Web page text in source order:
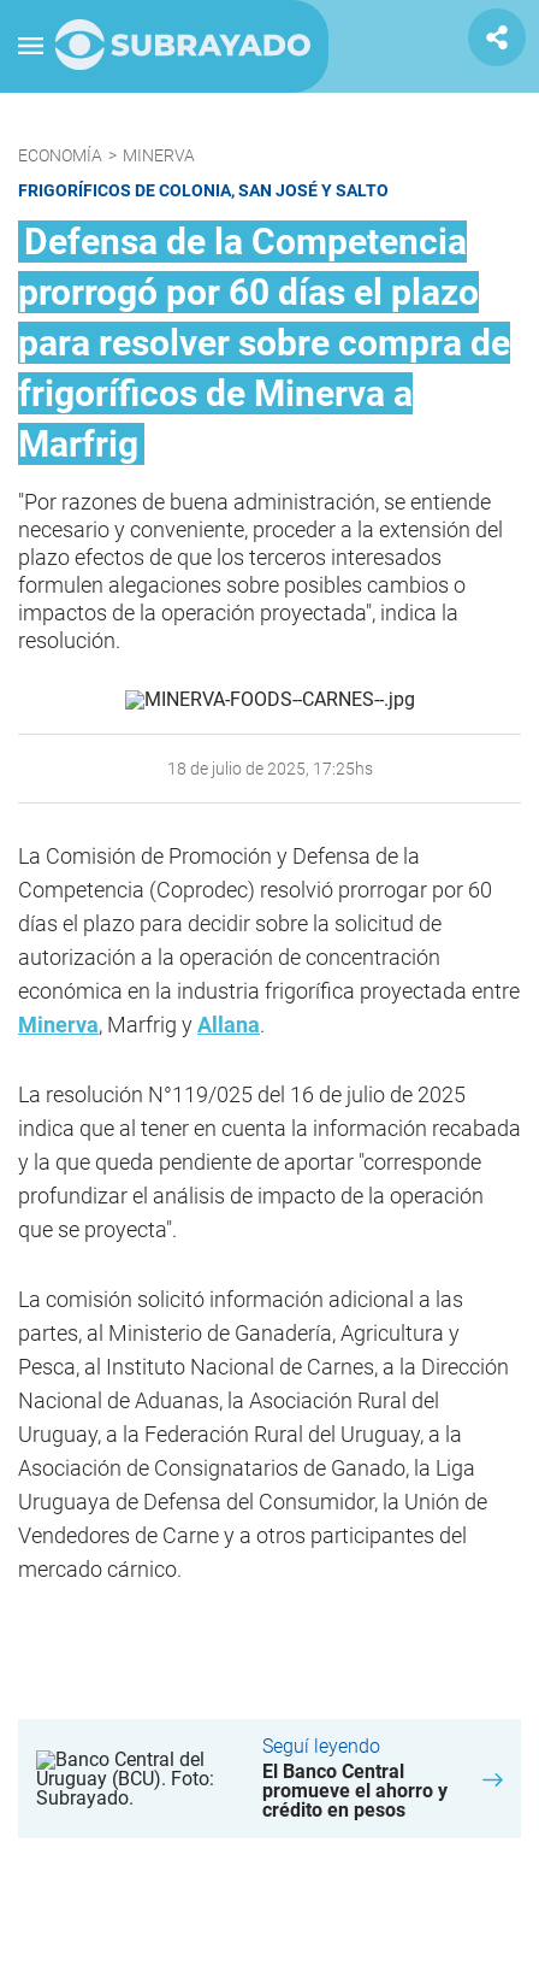
ECONOMÍA > MINERVA
FRIGORÍFICOS DE COLONIA, SAN JOSÉ Y SALTO
Defensa de la Competencia
prorrogó por 60 días el plazo
para resolver sobre compra de
frigoríficos de Minerva a
Marfrig
"Por razones de buena administración, se entiende
necesario y conveniente, proceder a la extensión del
plazo efectos de que los terceros interesados
formulen alegaciones sobre posibles cambios o
impactos de la operación proyectada", indica la
resolución.
18 de julio de 2025, 17:25hs
La Comisión de Promoción y Defensa de la
Competencia (Coprodec) resolvió prorrogar por 60
días el plazo para decidir sobre la solicitud de
autorización a la operación de concentración
económica en la industria frigorífica proyectada entre
Minerva, Marfrig yAllana.
La resolución N°119/025 del 16 de julio de 2025
indica que al tener en cuenta la información recabada
y la que queda pendiente de aportar "corresponde
profundizar el análisis de impacto de la operación
que se proyecta".
La comisión solicitó información adicional a las
partes, al Ministerio de Ganadería, Agricultura y
Pesca, al Instituto Nacional de Carnes, a la Dirección
Nacional de Aduanas, la Asociación Rural del
Uruguay, a la Federación Rural del Uruguay, a la
Asociación de Consignatarios de Ganado, la Liga
Uruguaya de Defensa del Consumidor, la Unión de
Vendedores de Carne y a otros participantes del
mercado cárnico.
Seguí leyendo
El Banco Central
promueve el ahorro y
crédito en pesos